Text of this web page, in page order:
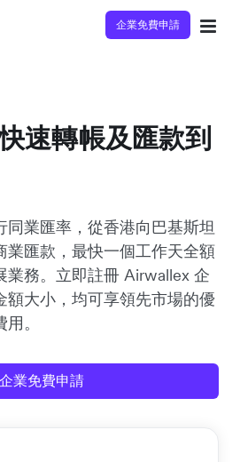
企業免費申請
速轉帳及匯款到
同業匯率，從香港向巴基斯坦
業匯款，最快一個工作天全額
業務。立即註冊 Airwallex 企
額大小，均可享領先市場的優
。
企業免費申請